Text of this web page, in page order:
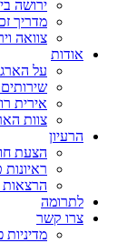
ירושה
מדריך
צוואה
אודות
על
אירית
צוות
הרעיון
הצעת
ראיונות
הרצאות
לתרומה
צרו קשר
מדיניות